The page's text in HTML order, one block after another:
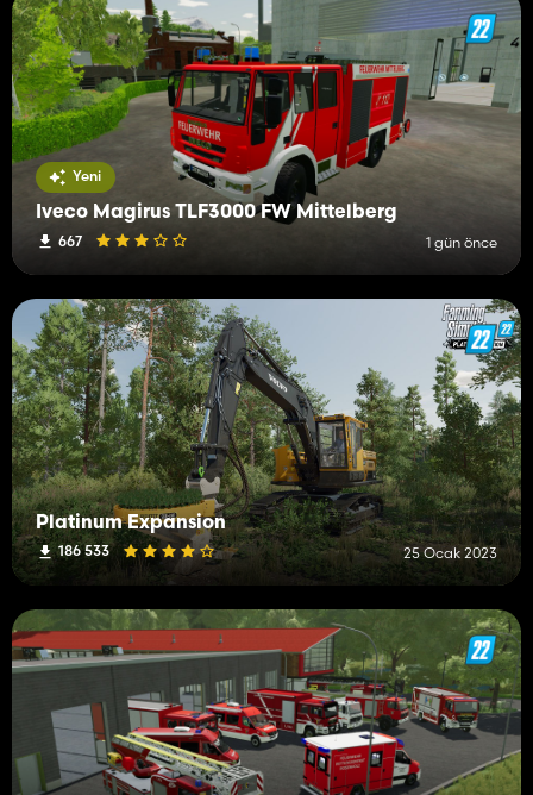
Yeni
Iveco Magirus TLF3000 FW Mittelberg
667 1 gün önce
Platinum Expansion
186 533 25 Ocak 2023